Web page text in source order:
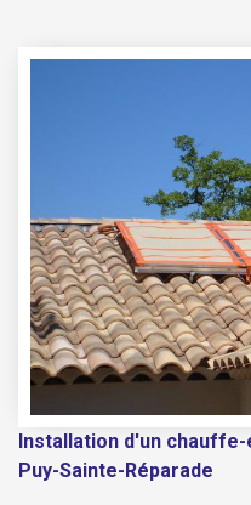
Installation d'un
Puy-Sainte-Réparade